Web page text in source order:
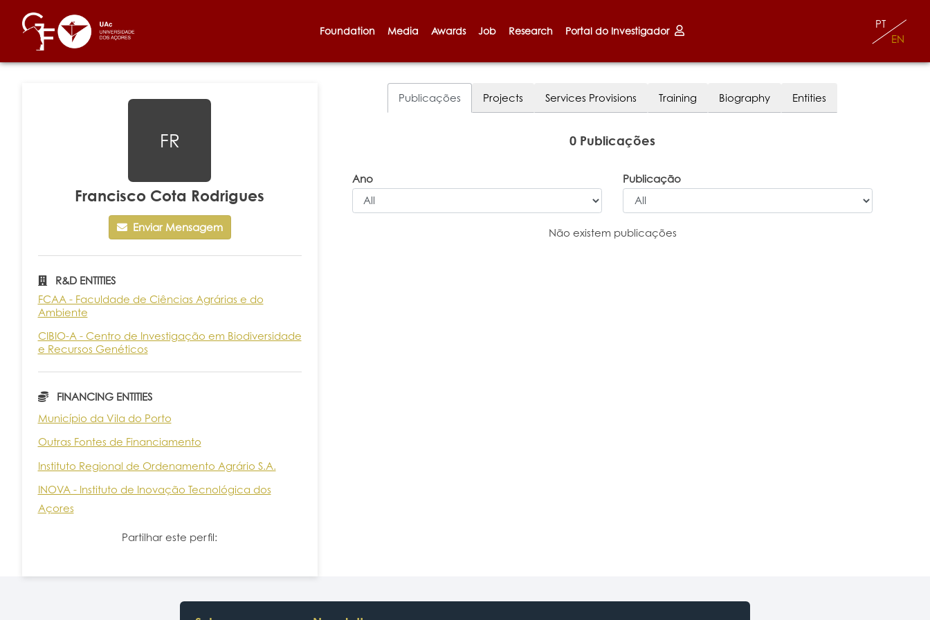
Foundation Media Awards Job Research Portal do Investigador
EN
PT
FR
Francisco Cota Rodrigues
Enviar Mensagem
R&D ENTITIES
FCAA - Faculdade de Ciências Agrárias e do
Ambiente
CIBIO-A - Centro de Investigação em Biodiversidade
e Recursos Genéticos
FINANCING ENTITIES
Município da Vila do Porto
Outras Fontes de Financiamento
Instituto Regional de Ordenamento Agrário S.A.
INOVA - Instituto de Inovação Tecnológica dos
Açores
Partilhar este perfil:
Publicações Projects Services Provisions Training Biography Entities
0 Publicações
Ano Publicação
Não existem publicações